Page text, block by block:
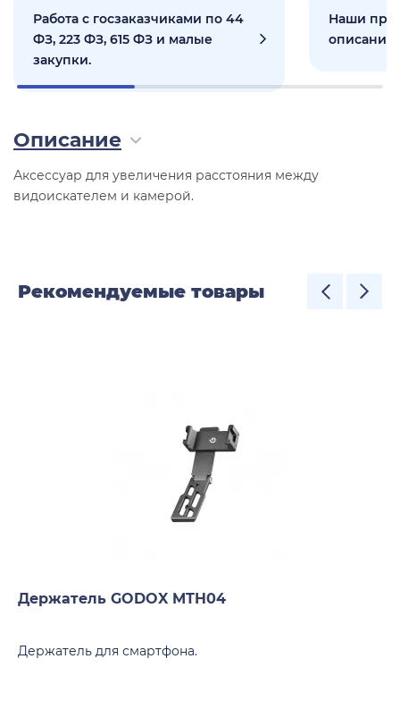
Работа с госзаказчиками по 44
ФЗ, 223 ФЗ, 615 ФЗ и малые
закупки.
Наши
Описание
Аксессуар для увеличения расстояния между
видоискателем и камерой.
Рекомендуемые товары
Держатель GODOX MTH04
Держатель для смартфона.